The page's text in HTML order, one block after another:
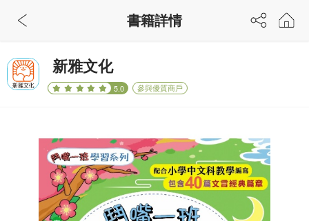
新雅文化
5.0 參與優質商戶
書籍詳情